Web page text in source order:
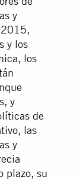
y
2015,
y los
los
y
de
las
y
plazo, su